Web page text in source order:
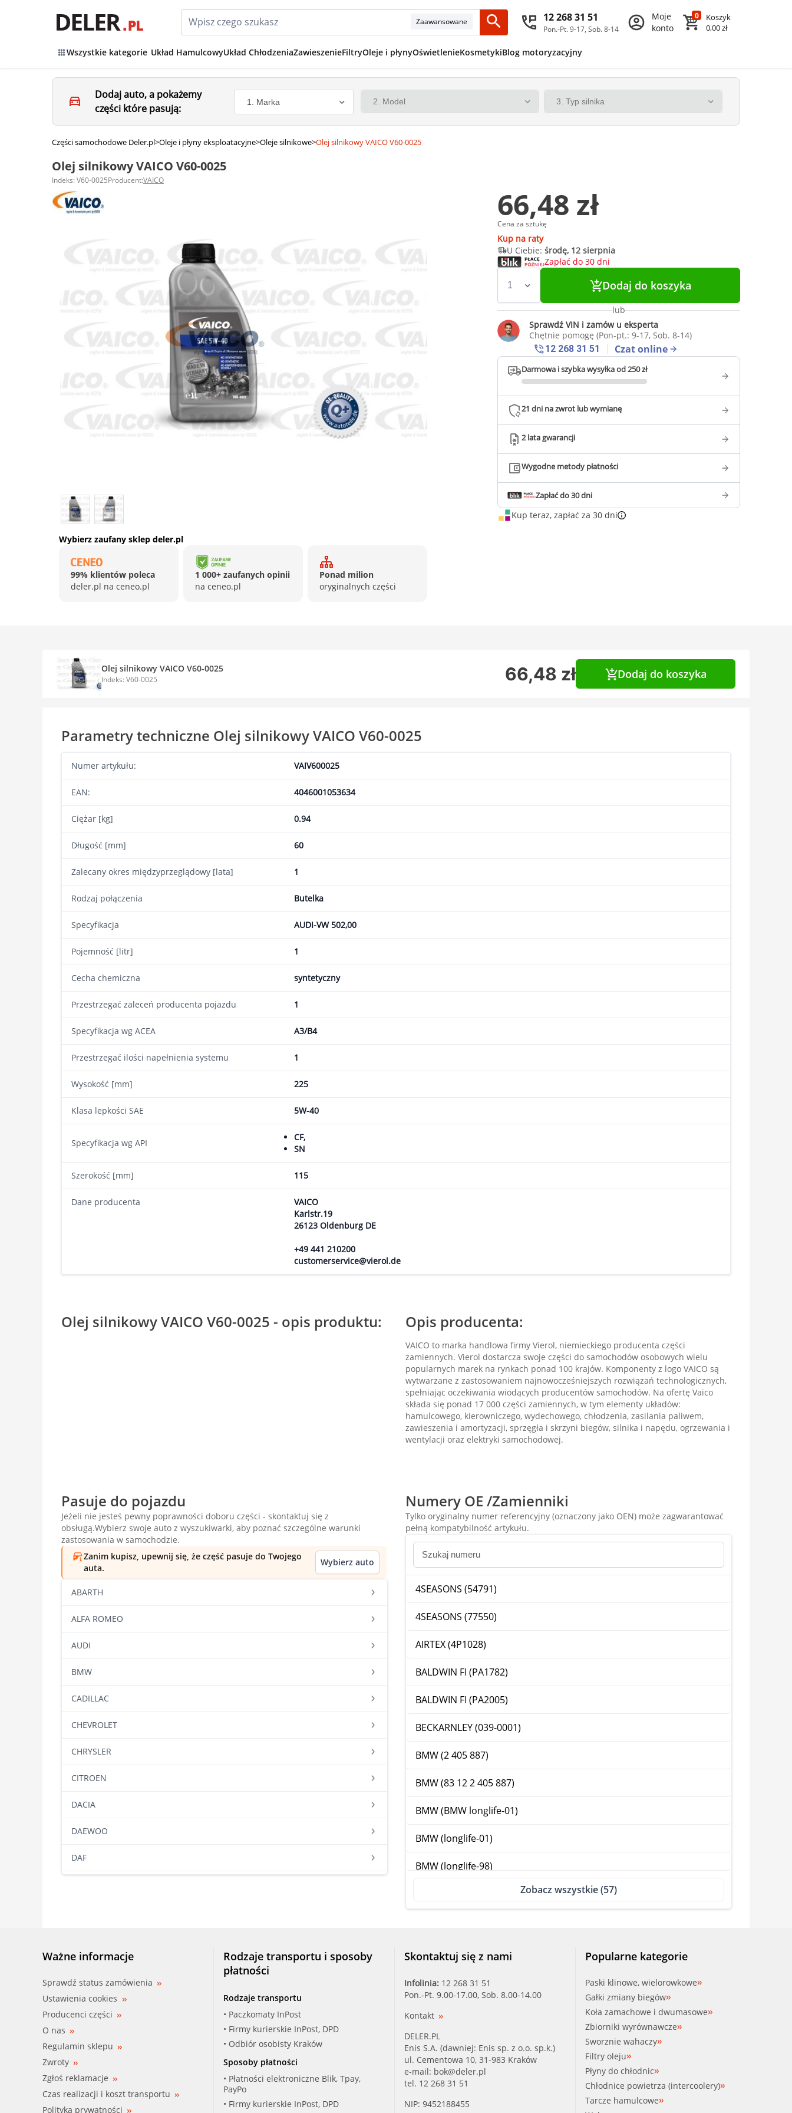
Zaawansowane 12 268 31 51
Pon.-Pt. 9-17, Sob. 8-14
Moje
konto
0
Koszyk
0,00 zł
Wszystkie kategorie Układ HamulcowyUkład ChłodzeniaZawieszenieFiltryOleje i płynyOświetlenieKosmetykiBlog motoryzacyjny
Dodaj auto, a pokażemy
części które pasują:
Części samochodowe Deler.pl>Oleje i płyny eksploatacyjne>Oleje silnikowe>Olej silnikowy VAICO V60-0025
Olej silnikowy VAICO V60-0025
Indeks: V60-0025Producent:VAICO
66,48 zł
Cena za sztukę
Kup na raty
U Ciebie:środę, 12 sierpnia
Zapłać do 30 dni
Dodaj do koszyka
lub
Sprawdź VIN i zamów u eksperta
Chętnie pomogę (Pon-pt.: 9-17, Sob. 8-14)
12 268 31 51
Czat online
Darmowa i szybka wysyłka od 250 zł
21 dni na zwrot lub wymianę
2 lata gwarancji
Wygodne metody płatności
Zapłać do 30 dni
Kup teraz, zapłać za 30 dni
Wybierz zaufany sklep deler.pl
99% klientów poleca
deler.pl na ceneo.pl
1 000+ zaufanych opinii
na ceneo.pl
Ponad milion
oryginalnych części
Olej silnikowy VAICO V60-0025
Indeks: V60-0025 66,48 zł Dodaj do koszyka
Parametry techniczne Olej silnikowy VAICO V60-0025
Numer artykułu: VAIV600025
EAN: 4046001053634
Ciężar [kg] 0.94
Długość [mm] 60
Zalecany okres międzyprzeglądowy [lata] 1
Rodzaj połączenia Butelka
Specyfikacja AUDI-VW 502,00
Pojemność [litr] 1
Cecha chemiczna syntetyczny
Przestrzegać zaleceń producenta pojazdu 1
Specyfikacja wg ACEA A3/B4
Przestrzegać ilości napełnienia systemu 1
Wysokość [mm] 225
Klasa lepkości SAE 5W-40
Specyfikacja wg API
CF,
SN
Szerokość [mm] 115
Dane producenta
VAICO
Karlstr.19
26123 Oldenburg DE
+49 441 210200
customerservice@vierol.de
Olej silnikowy VAICO V60-0025 - opis produktu: Opis producenta:
VAICO to marka handlowa firmy Vierol, niemieckiego producenta części
zamiennych. Vierol dostarcza swoje części do samochodów osobowych wielu
popularnych marek na rynkach ponad 100 krajów. Komponenty z logo VAICO są
wytwarzane z zastosowaniem najnowocześniejszych rozwiązań technologicznych,
spełniając oczekiwania wiodących producentów samochodów. Na ofertę Vaico
składa się ponad 17 000 części zamiennych, w tym elementy układów:
hamulcowego, kierowniczego, wydechowego, chłodzenia, zasilania paliwem,
zawieszenia i amortyzacji, sprzęgła i skrzyni biegów, silnika i napędu, ogrzewania i
wentylacji oraz elektryki samochodowej.
Pasuje do pojazdu
Jeżeli nie jesteś pewny poprawności doboru części - skontaktuj się z
obsługą.Wybierz swoje auto z wyszukiwarki, aby poznać szczególne warunki
zastosowania w samochodzie.
Zanim kupisz, upewnij się, że część pasuje do Twojego
auta.
Wybierz auto
ABARTH
ALFA ROMEO
AUDI
BMW
CADILLAC
CHEVROLET
CHRYSLER
CITROEN
DACIA
DAEWOO
DAF
FIAT
HOLDEN
HONDA
ISUZU
Numery OE /Zamienniki
Tylko oryginalny numer referencyjny (oznaczony jako OEN) może zagwarantować
pełną kompatybilność artykułu.
4SEASONS (54791)
4SEASONS (77550)
AIRTEX (4P1028)
BALDWIN FI (PA1782)
BALDWIN FI (PA2005)
BECKARNLEY (039-0001)
BMW (2 405 887)
BMW (83 12 2 405 887)
BMW (BMW longlife-01)
BMW (longlife-01)
BMW (longlife-98)
CHAMPION, MOBIL (AF736)
CHAMPION, MOBIL (PC347)
CONTI (13X1075)
FEBI (32936)
FEBI (32937)
Zobacz wszystkie (57)
Ważne informacje
Sprawdź status zamówienia
Ustawienia cookies
Producenci części
O nas
Regulamin sklepu
Zwroty
Zgłoś reklamacje
Czas realizacji i koszt transportu
Polityka prywatności
Rodzaje transportu i sposoby
płatności
Rodzaje transportu
• Paczkomaty InPost
• Firmy kurierskie InPost, DPD
• Odbiór osobisty Kraków
Sposoby płatności
• Płatności elektroniczne Blik, Tpay,
PayPo
• Firmy kurierskie InPost, DPD
Skontaktuj się z nami
Infolinia: 12 268 31 51
Pon.-Pt. 9.00-17.00, Sob. 8.00-14.00
Kontakt
DELER.PL
Enis S.A. (dawniej: Enis sp. z o.o. sp.k.)
ul. Cementowa 10, 31-983 Kraków
e-mail: bok@deler.pl
tel. 12 268 31 51
NIP: 9452188455
Popularne kategorie
Paski klinowe, wielorowkowe
Gałki zmiany biegów
Koła zamachowe i dwumasowe
Zbiorniki wyrównawcze
Sworznie wahaczy
Filtry oleju
Płyny do chłodnic
Chłodnice powietrza (intercoolery)
Tarcze hamulcowe